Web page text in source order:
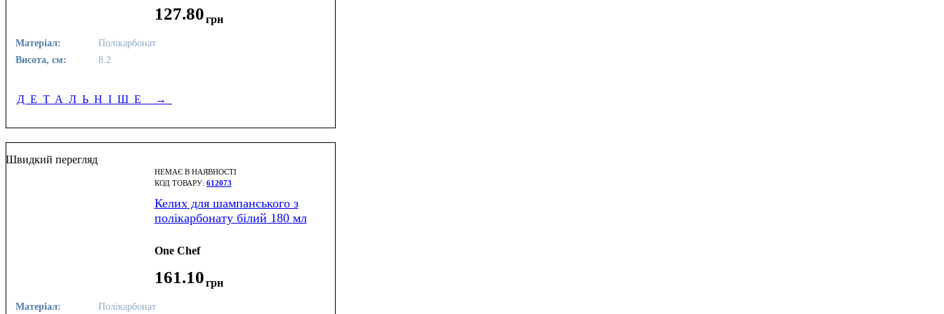
127.80грн
Матеріал:
Полікарбонат
Висота, см:
8.2
ДЕТАЛЬНІШЕ →
Швидкий перегляд
НЕМАЄ В НАЯВНОСТІ
612073
Келих для шампанського з
полікарбонату білий 180 мл
One Chef
161.10грн
Матеріал: Полікарбонат